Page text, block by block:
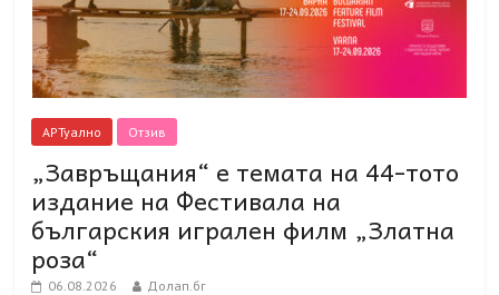
АРТуално Отзив
„Завръщания“ е темата на 44-тото
издание на Фестивала на
българския игрален филм „Златна
роза“
06.08.2026 Долап.бг